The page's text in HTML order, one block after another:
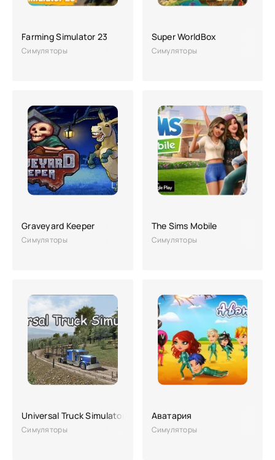
Farming Simulator 23
Симуляторы
Super WorldBox
Симуляторы
Graveyard Keeper
Симуляторы
The Sims Mobile
Симуляторы
Universal Truck Simulator
Симуляторы
Аватария
Симуляторы